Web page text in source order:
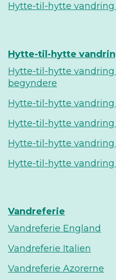
Hytte-til-hytte
Hytte-til-hytte
Hytte-til-hytte vandring
begyndere
Hytte-til-hytte
Hytte-til-hytte vandring
Hytte-til-hytte vandring
Hytte-til-hytte vandring
Vandreferie
Vandreferie England
Vandreferie Italien
Vandreferie Azorerne